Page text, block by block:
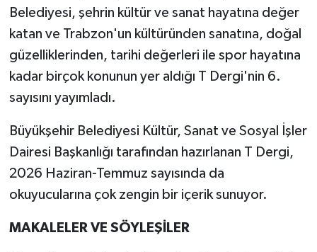
Belediyesi, şehrin kültür ve sanat hayatına değer
katan ve Trabzon'un kültüründen sanatına, doğal
güzelliklerinden, tarihi değerleri ile spor hayatına
kadar birçok konunun yer aldığı T Dergi'nin 6.
sayısını yayımladı.
Büyükşehir Belediyesi Kültür, Sanat ve Sosyal İşler
Dairesi Başkanlığı tarafından hazırlanan T Dergi,
2026 Haziran-Temmuz sayısında da
okuyucularına çok zengin bir içerik sunuyor.
MAKALELER VE SÖYLEŞİLER